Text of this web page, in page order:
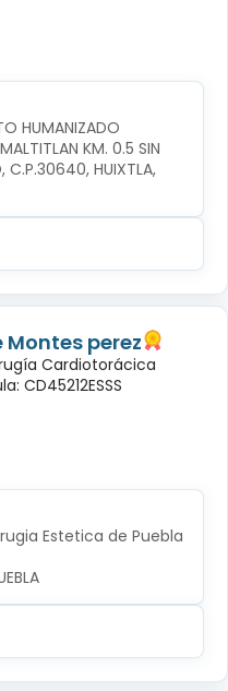
HUMANIZADO
KM. 0.5 SIN
C.P.30640, HUIXTLA,
Montes perez
Cardiotorácica
CD45212ESSS
Estetica de Puebla